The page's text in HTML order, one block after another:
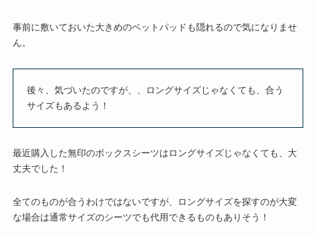
事前に敷いておいた大きめのベットパッドも隠れるので気になりませ
ん。
後々、気づいたのですが、、ロングサイズじゃなくても、合う
サイズもあるよう！
最近購入した無印のボックスシーツはロングサイズじゃなくても、大
丈夫でした！
全てのものが合うわけではないですが、ロングサイズを探すのが大変
な場合は通常サイズのシーツでも代用できるものもありそう！